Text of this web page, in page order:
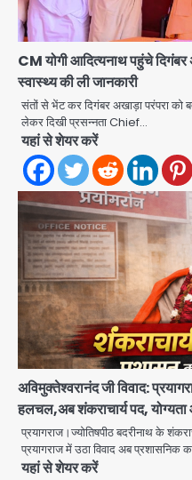
CM योगी आदित्यनाथ पहुंचे
स्वास्थ्य की ली जानकारी
संतों से भेंट कर दिगंबर अखाड़ा परंपरा को
लेकर दिखी प्रसन्नता Chief…
यहां से शेयर करें
अविमुक्तेश्वरानंद जी विवाद:
हलचल,अब शंकराचार्य पद,
प्रयागराज।ज्योतिषपीठ बदरीनाथ के
प्रयागराज में उठा विवाद अब प्रशासनिक
यहां से शेयर करें
2
अब पहला
Team JHJ